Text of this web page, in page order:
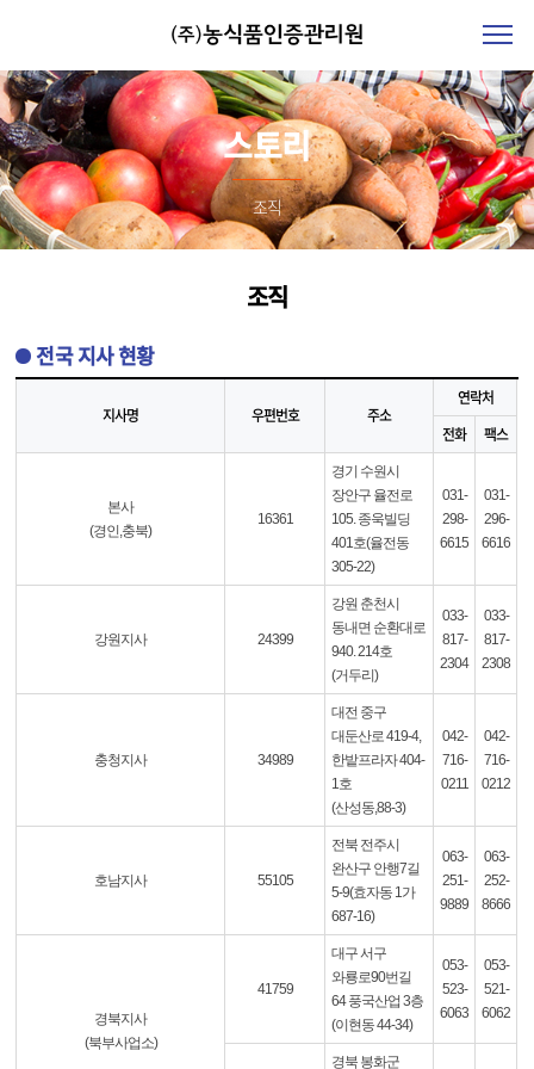
스토리
조직
조직
전국 지사 현황
지사명 우편번호 주소
연락처
전화
팩스
본사
(경인,충북)
16361
경기 수원시
장안구 율전로
105. 종욱빌딩
401호(율전동
305-22)
031-
298-
6615
031-
296-
6616
강원지사 24399
강원 춘천시
동내면 순환대로
940. 214호
(거두리)
033-
817-
2304
033-
817-
2308
충청지사 34989
대전 중구
대둔산로 419-4,
한밭프라자 404-
1호
(산성동,88-3)
042-
716-
0211
042-
716-
0212
호남지사 55105
전북 전주시
완산구 안행7길
5-9(효자동 1가
687-16)
063-
251-
9889
063-
252-
8666
경북지사
(북부사업소)
41759
대구 서구
와룡로90번길
64 풍국산업 3층
(이현동 44-34)
053-
523-
6063
053-
521-
6062
경북 봉화군